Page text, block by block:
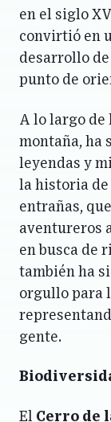
en el siglo
convirtió en
desarrollo de
punto de
A lo largo de
montaña, ha
leyendas y
la historia de
entrañas,
aventureros
en busca de
también ha
orgullo para
gente.
El Cerro de